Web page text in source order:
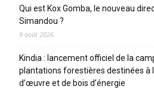
Qui est Kox Gomba, le nouveau
Simandou ?
9 août 2026
Kindia : lancement officiel de la
plantations forestières destinées à
d’œuvre et de bois d’énergie